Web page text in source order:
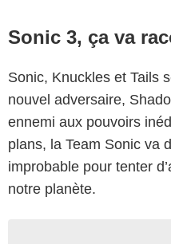
Sonic 3, ça va
Sonic, Knuckles et Tails
nouvel adversaire,
ennemi aux pouvoirs
plans, la Team Sonic va
improbable pour tenter
notre planète.